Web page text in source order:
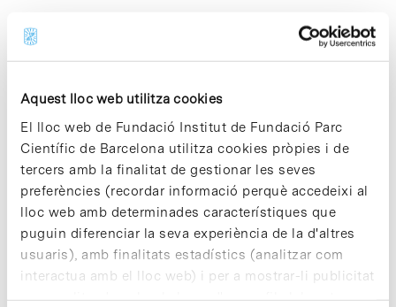
Aquest lloc web utilitza cookies
El lloc web de Fundació Institut de Fundació Parc
Científic de Barcelona utilitza cookies pròpies i de
tercers amb la finalitat de gestionar les seves
preferències (recordar informació perquè accedeixi al
lloc web amb determinades característiques que
puguin diferenciar la seva experiència de la d'altres
usuaris), amb finalitats estadístics (analitzar com
interactua amb el lloc web) i per a mostrar-li publicitat
personalitzada sobre la base d'un perfil elaborat a
Notícies més vistes
Vacances responsables en temps
d’emergència climàtica
15 de juliol de 2026
Cuidar el territori és sostenibilitat